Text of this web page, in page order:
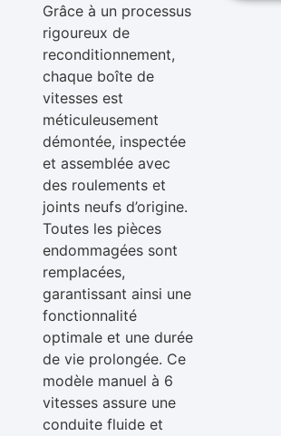
Grâce à un processus
rigoureux de
reconditionnement,
chaque boîte de
vitesses est
méticuleusement
démontée, inspectée
et assemblée avec
des roulements et
joints neufs d’origine.
Toutes les pièces
endommagées sont
remplacées,
garantissant ainsi une
fonctionnalité
optimale et une durée
de vie prolongée. Ce
modèle manuel à 6
vitesses assure une
conduite fluide et